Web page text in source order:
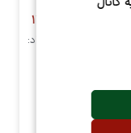
۰۴/۲۶
فراب کویر - نماد: